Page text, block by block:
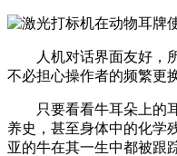
人机对话界面友好，所
不必担心操作者的频繁更
只要看看牛耳朵上的耳
养史，甚至身体中的化学
亚的牛在其一生中都被跟